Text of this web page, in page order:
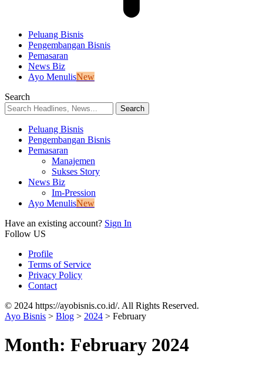
Peluang Bisnis
Pengembangan Bisnis
Pemasaran
News Biz
Ayo MenulisNew
Search
Peluang Bisnis
Pengembangan Bisnis
Pemasaran
Manajemen
Sukses Story
News Biz
Im-Pression
Ayo MenulisNew
Have an existing account? Sign In
Follow US
Profile
Terms of Service
Privacy Policy
Contact
© 2024 https://ayobisnis.co.id/. All Rights Reserved.
Ayo Bisnis > Blog > 2024 > February
Month: February 2024